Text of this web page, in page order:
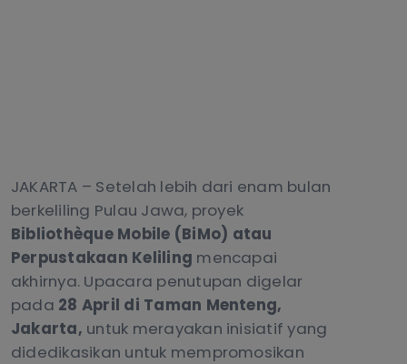
JAKARTA – Setelah lebih dari enam bulan
berkeliling Pulau Jawa, proyek
Bibliothèque Mobile (BiMo) atau
Perpustakaan Keliling mencapai
akhirnya. Upacara penutupan digelar
pada 28 April di Taman Menteng,
Jakarta, untuk merayakan inisiatif yang
didedikasikan untuk mempromosikan